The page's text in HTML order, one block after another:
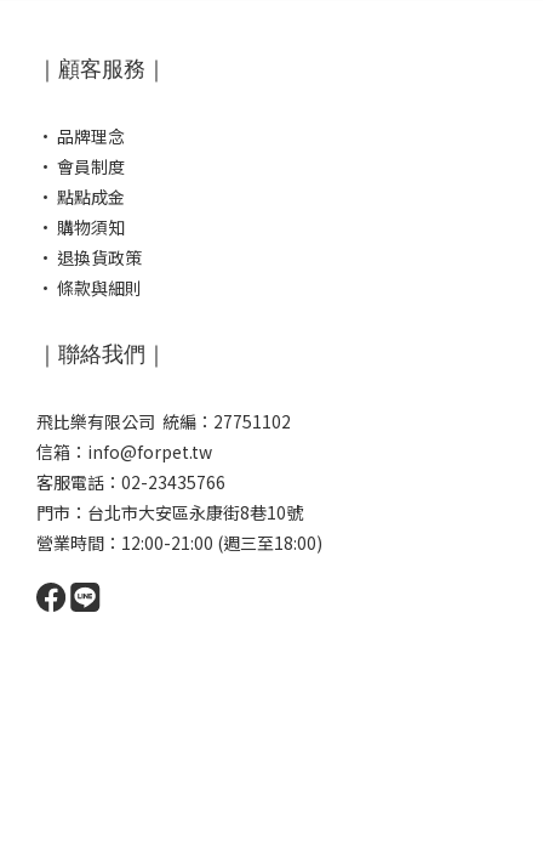
｜顧客服務｜
· 品牌理念
· 會員制度
· 點點成金
· 購物須知
· 退換貨政策
· 條款與細則
｜聯絡我們｜
飛比樂有限公司 統編：27751102
信箱：info@forpet.tw
客服電話：02-23435766
門市： 台北市大安區永康街8巷10號
營業時間：12:00-21:00 (週三至18:00)